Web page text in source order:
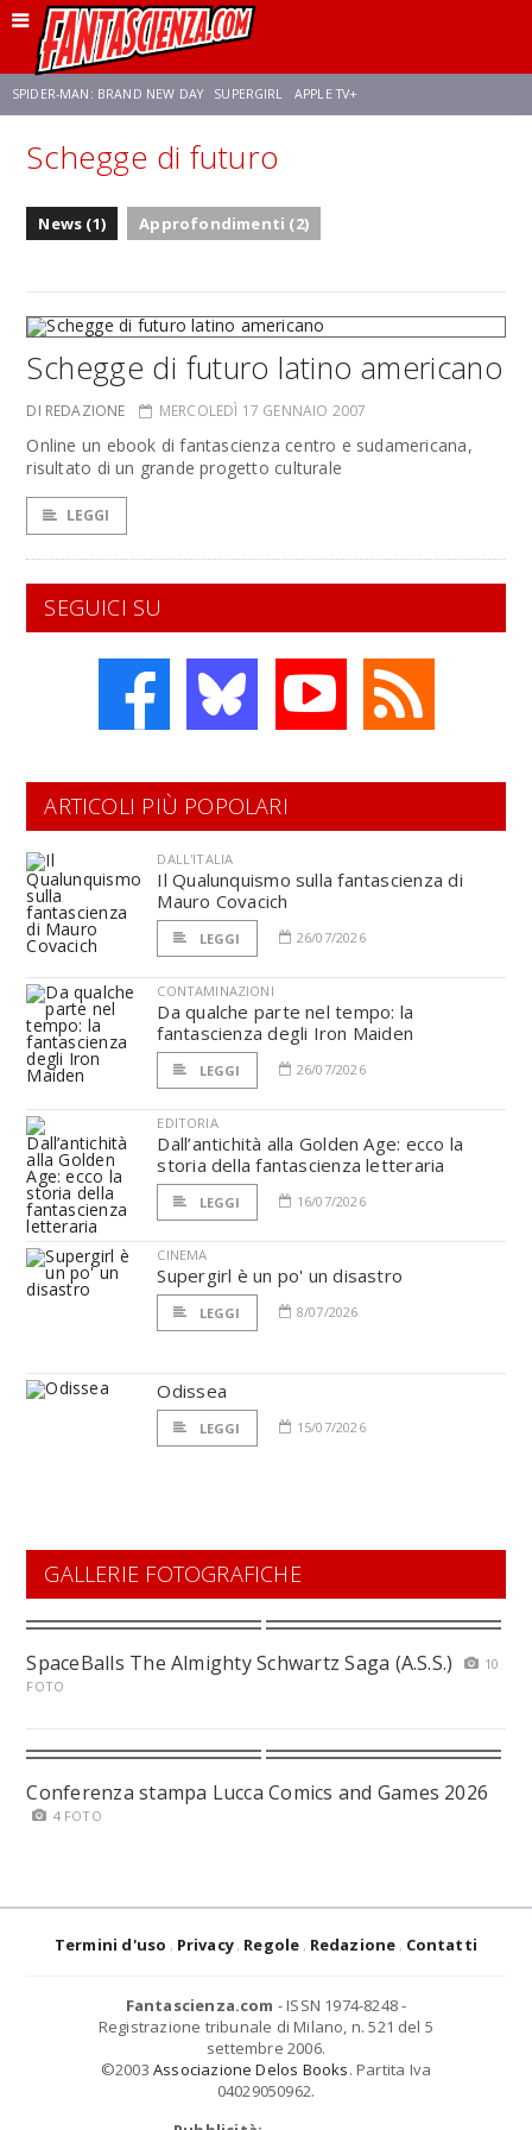
SPIDER-MAN: BRAND NEW DAY SUPERGIRL APPLE TV+
FRANCO RICCIARDIELLO ZENDAYA STAR TREK
Schegge di futuro
News (1) Approfondimenti (2)
Schegge di futuro latino americano
DI REDAZIONE MERCOLEDÌ 17 GENNAIO 2007
Online un ebook di fantascienza centro e sudamericana,
risultato di un grande progetto culturale
LEGGI
SEGUICI SU
ARTICOLI PIÙ POPOLARI
DALL'ITALIA
Il Qualunquismo sulla fantascienza di
Mauro Covacich
LEGGI 26/07/2026
CONTAMINAZIONI
Da qualche parte nel tempo: la
fantascienza degli Iron Maiden
LEGGI 26/07/2026
EDITORIA
Dall’antichità alla Golden Age: ecco la
storia della fantascienza letteraria
LEGGI 16/07/2026
CINEMA
Supergirl è un po' un disastro
LEGGI 8/07/2026
Odissea
LEGGI 15/07/2026
GALLERIE FOTOGRAFICHE
SpaceBalls The Almighty Schwartz Saga (A.S.S.)
10
FOTO
Conferenza stampa Lucca Comics and Games 2026
4 FOTO
Termini d'uso Privacy Regole Redazione Contatti
Fantascienza.com - ISSN 1974-8248 -
Registrazione tribunale di Milano, n. 521 del 5
settembre 2006.
©2003 Associazione Delos Books. Partita Iva
04029050962.